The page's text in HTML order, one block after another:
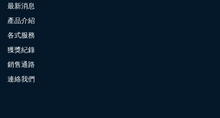
最新消息
產品介紹
各式服務
獲獎紀錄
銷售通路
連絡我們